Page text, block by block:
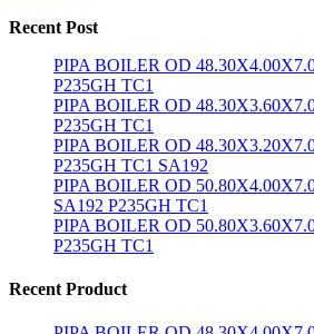
Recent Post
PIPA BOILER OD
P235GH TC1
PIPA BOILER OD
P235GH TC1
PIPA BOILER OD
P235GH TC1 SA192
PIPA BOILER OD
SA192 P235GH TC1
PIPA BOILER OD
P235GH TC1
Recent Product